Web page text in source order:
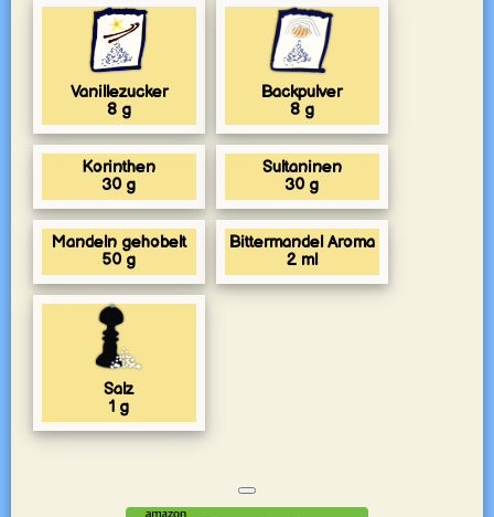
Vanillezucker
8 g
Backpulver
8 g
Korinthen
30 g
Sultaninen
30 g
Mandeln gehobelt
50 g
Bittermandel Aroma
2 ml
Salz
1 g